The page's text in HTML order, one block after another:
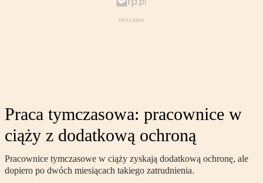
Praca tymczasowa: pracownice w
ciąży z dodatkową ochroną
Pracownice tymczasowe w ciąży zyskają dodatkową ochronę, ale
dopiero po dwóch miesiącach takiego zatrudnienia.